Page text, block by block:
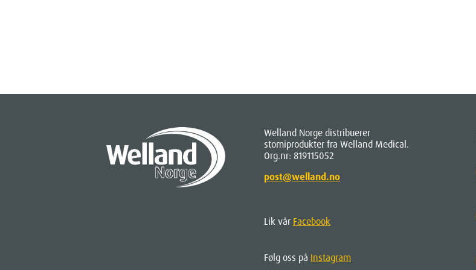
Welland Norge distribuerer
stomiprodukter fra Welland Medical.
Org.nr: 819115052
post@welland.no
Lik vår Facebook
Følg oss på Instagram